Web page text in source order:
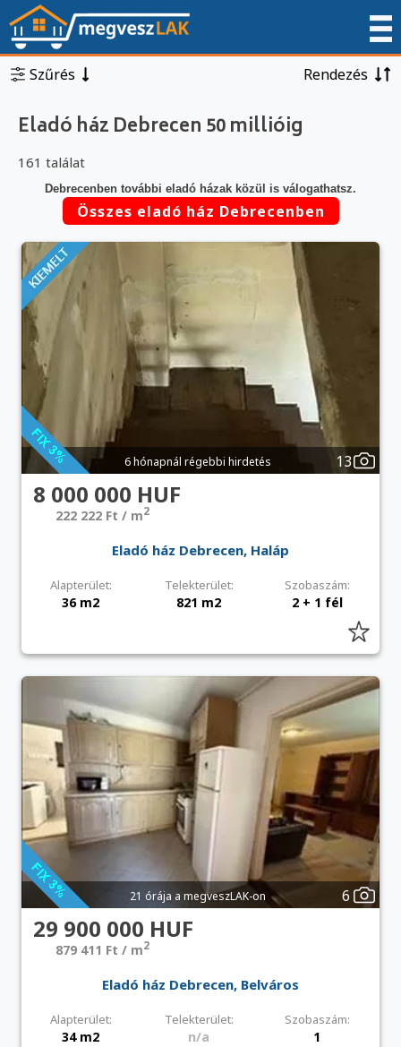
Szűrés Rendezés
Eladó ház Debrecen 50 millióig
161 találat
Debrecenben további eladó házak közül is válogathatsz.
Összes eladó ház Debrecenben
6 hónapnál régebbi hirdetés 13
8 000 000 HUF
222 222 Ft / m2
Eladó ház Debrecen, Haláp
Alapterület: Telekterület: Szobaszám:
36 m2 821 m2 2 + 1 fél
21 órája a megveszLAK-on 6
29 900 000 HUF
879 411 Ft / m2
Eladó ház Debrecen, Belváros
Alapterület: Telekterület: Szobaszám:
34 m2 n/a 1